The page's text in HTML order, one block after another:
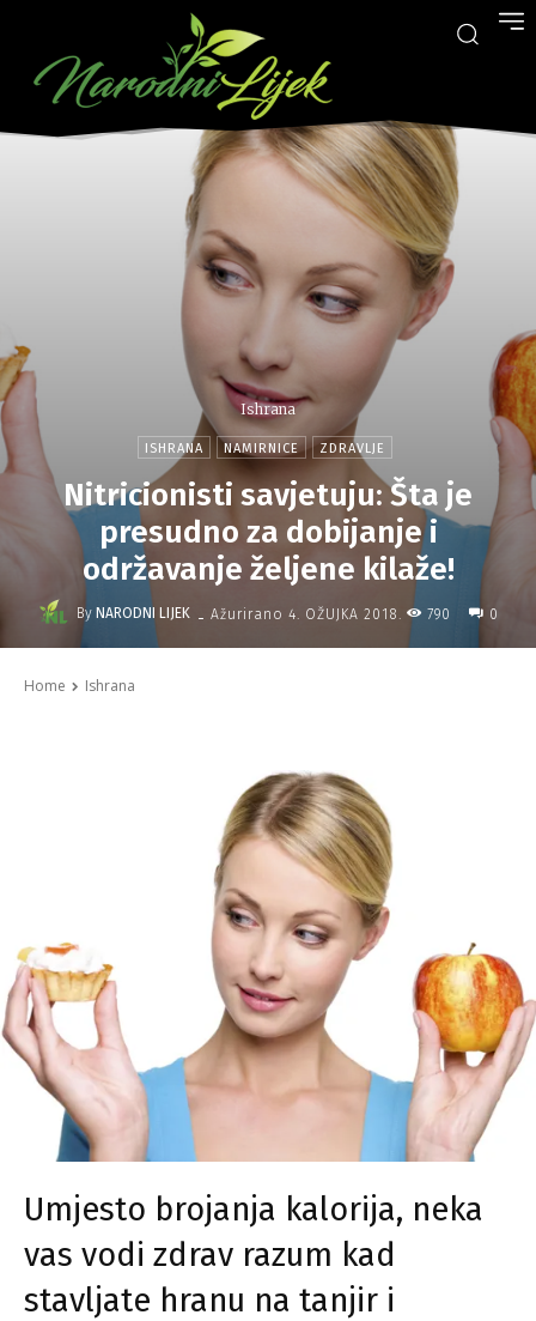
Ishrana
ISHRANA NAMIRNICE ZDRAVLJE
Nitricionisti savjetuju: Šta je
presudno za dobijanje i
održavanje željene kilaže!
By NARODNI LIJEK - Ažurirano 4. OŽUJKA 2018. 790 0
Home Ishrana
Umjesto brojanja kalorija, neka
vas vodi zdrav razum kad
stavljate hranu na tanjir i